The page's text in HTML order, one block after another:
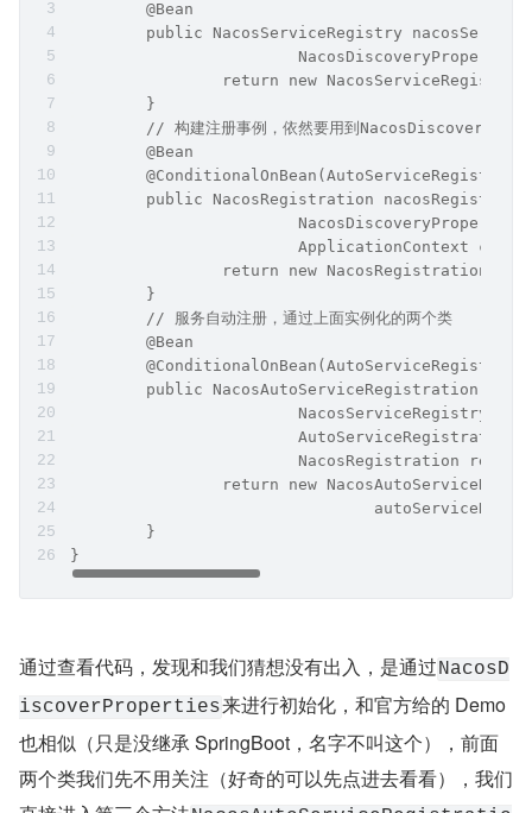
	@Bean
public NacosServiceRegistry
return new
	}
// 构建注册事例，依然要用到
	@Bean
public NacosRegistration
ApplicationContext
return new
	}
	// 服务自动注册，通过上面实例化的两个类
	@Bean
public NacosAutoServiceRegistration
NacosServiceRegistry
NacosRegistration
return new
	}
}
通过查看代码，发现和我们猜想没有出入，是通过NacosD
iscoverProperties来进行初始化，和官方给的 Demo
也相似（只是没继承 SpringBoot，名字不叫这个），前面
两个类我们先不用关注（好奇的可以先点进去看看），我们